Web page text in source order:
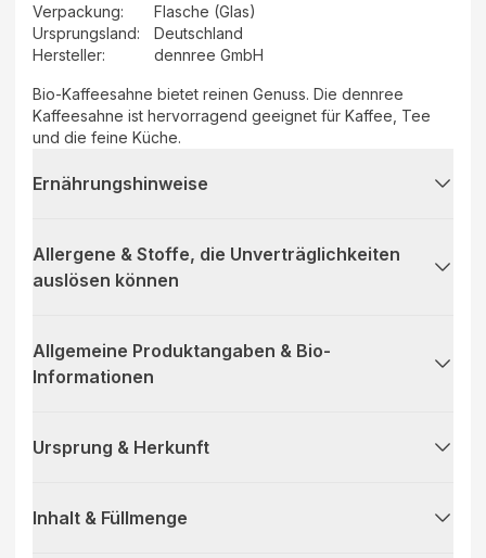
Verpackung:
Flasche (Glas)
Ursprungsland:
Deutschland
Hersteller: dennree GmbH
Bio-Kaffeesahne bietet reinen Genuss. Die dennree
Kaffeesahne ist hervorragend geeignet für Kaffee, Tee
und die feine Küche.
Ernährungshinweise
Allergene & Stoffe, die Unverträglichkeiten
auslösen können
Allgemeine Produktangaben & Bio-
Informationen
Ursprung & Herkunft
Inhalt & Füllmenge